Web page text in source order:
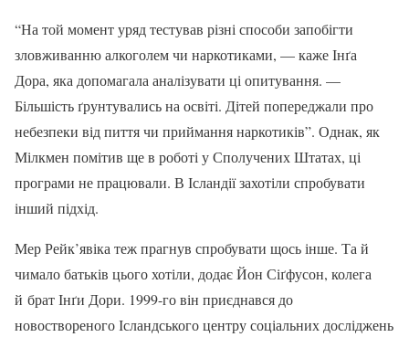
“На той момент уряд тестував різні способи запобігти
зловживанню алкоголем чи наркотиками, — каже Інґа
Дора, яка допомагала аналізувати ці опитування. —
Більшість ґрунтувались на освіті. Дітей попереджали про
небезпеки від пиття чи приймання наркотиків”. Однак, як
Мілкмен помітив ще в роботі у Сполучених Штатах, ці
програми не працювали. В Ісландії захотіли спробувати
інший підхід.
Мер Рейк’явіка теж прагнув спробувати щось інше. Та й
чимало батьків цього хотіли, додає Йон Сіґфусон, колега
й брат Інґи Дори. 1999-го він приєднався до
новоствореного Ісландського центру соціальних досліджень